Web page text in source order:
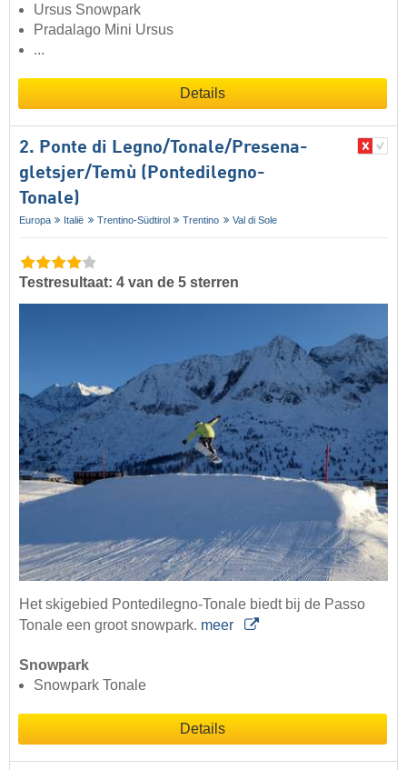
Ursus Snowpark
Pradalago Mini Ursus
...
Details
2. Ponte di Legno/​​Tonale/​​Presena-
gletsjer/​​Temù (Pontedilegno-
Tonale)
Europa Italië Trentino-Südtirol Trentino Val di Sole
Testresultaat: 4 van de 5 sterren
Het skigebied Pontedilegno-Tonale biedt bij de Passo
Tonale een groot snowpark. meer
Snowpark
Snowpark Tonale
Details